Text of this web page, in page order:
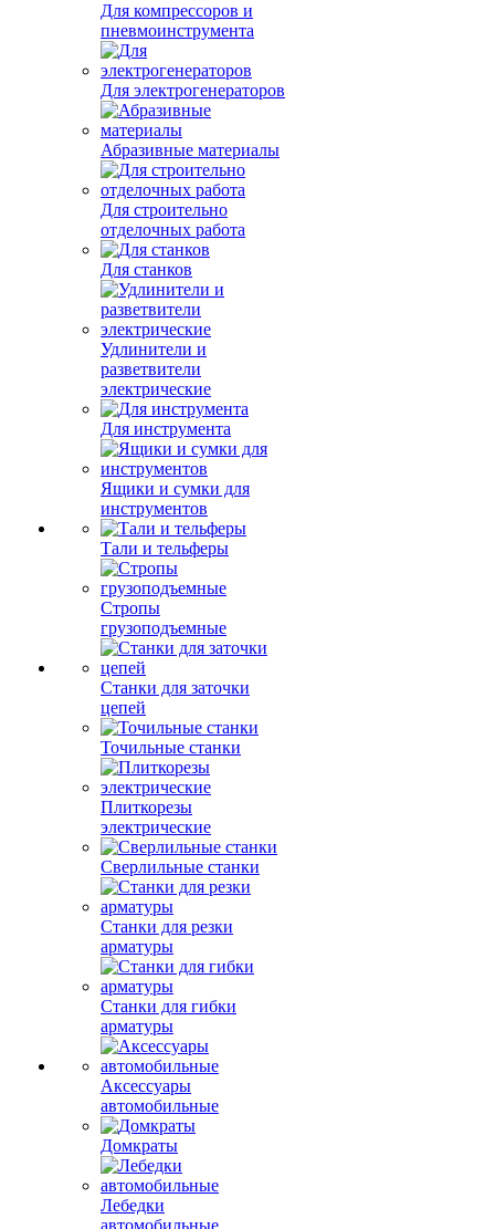
Для компрессоров и
пневмоинструмента
Для электрогенераторов
Абразивные материалы
Для строительно
отделочных работа
Для станков
Удлинители и
разветвители
электрические
Для инструмента
Ящики и сумки для
инструментов
Тали и тельферы
Стропы
грузоподъемные
Станки для заточки
цепей
Точильные станки
Плиткорезы
электрические
Сверлильные станки
Станки для резки
арматуры
Станки для гибки
арматуры
Аксессуары
автомобильные
Домкраты
Лебедки
автомобильные